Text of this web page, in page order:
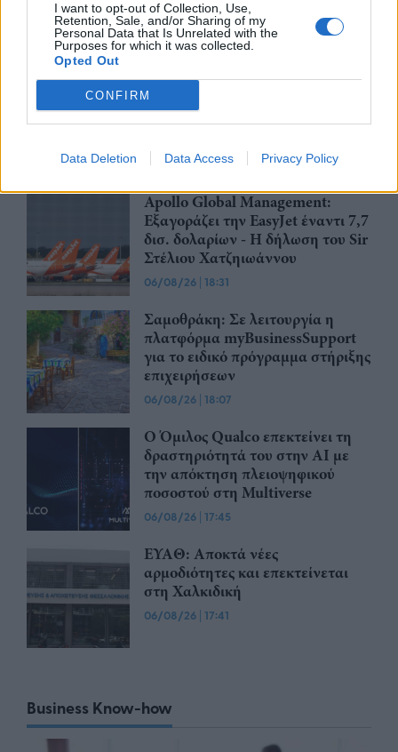
I want to opt-out of Collection, Use,
Retention, Sale, and/or Sharing of my
Personal Data that Is Unrelated with the
Purposes for which it was collected.
Opted Out
CONFIRM
Data Deletion Data Access Privacy Policy
07/08/26|15:29
CSG: Διψήφια αύξηση εσόδων
και ισχυρό ανεκτέλεστο
συμβάσεων το πρώτο εξάμηνο
07/08/26|12:09
Apollo Global Management:
Εξαγοράζει την EasyJet έναντι 7,7
δισ. δολαρίων - Η δήλωση του Sir
Στέλιου Χατζηιωάννου
06/08/26 | 18:31
Σαμοθράκη: Σε λειτουργία η
πλατφόρμα myBusinessSupport
για το ειδικό πρόγραμμα στήριξης
επιχειρήσεων
06/08/26 | 18:07
Ο Όμιλος Qualco επεκτείνει τη
δραστηριότητά του στην ΑΙ με
την απόκτηση πλειοψηφικού
ποσοστού στη Multiverse
06/08/26 | 17:45
ΕΥΑΘ: Αποκτά νέες
αρμοδιότητες και επεκτείνεται
στη Χαλκιδική
06/08/26 | 17:41
Business Know-how